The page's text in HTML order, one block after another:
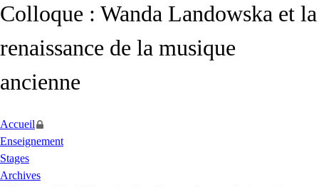
Colloque : Wanda Landowska et la
renaissance de la musique
ancienne
Accueil
Enseignement
Stages
Archives